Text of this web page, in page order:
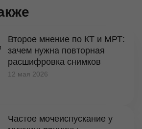
Второе мнение по КТ и МРТ:
зачем нужна повторная
расшифровка снимков
12 мая 2026
Частое мочеиспускание у